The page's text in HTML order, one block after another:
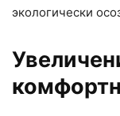
экологически